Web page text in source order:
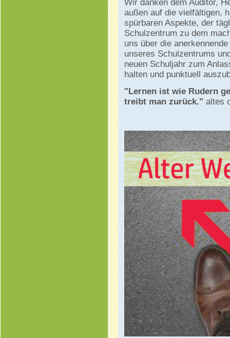
Wir danken dem Auditor,
außen auf die vielfältigen,
spürbaren Aspekte, der
Schulzentrum zu dem
uns über die
unseres Schulzentrums
neuen Schuljahr zum
halten und punktuell
"Lernen ist wie Rudern
treibt man zurück." altes